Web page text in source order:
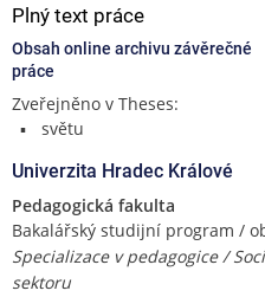
Plný text práce
Obsah online archivu závěrečné
práce
Zveřejněno v Theses:
světu
Univerzita Hradec Králové
Pedagogická fakulta
Bakalářský studijní program /
Specializace v pedagogice /
sektoru